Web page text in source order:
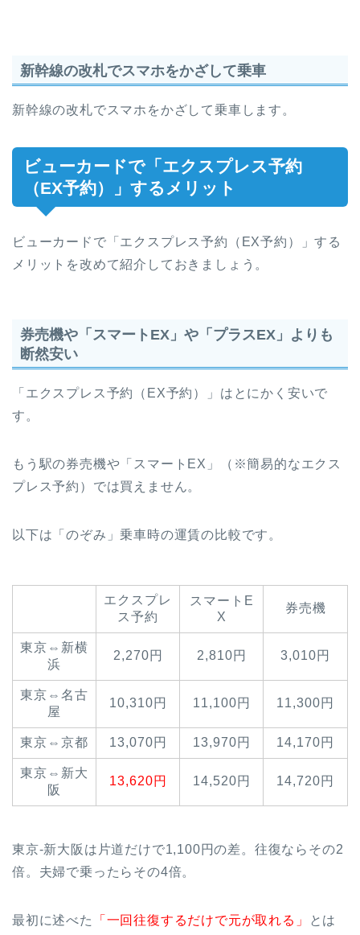
新幹線の改札でスマホをかざして乗車
新幹線の改札でスマホをかざして乗車します。
ビューカードで「エクスプレス予約
（EX予約）」するメリット
ビューカードで「エクスプレス予約（EX予約）」する
メリットを改めて紹介しておきましょう。
券売機や「スマートEX」や「プラスEX」よりも
断然安い
「エクスプレス予約（EX予約）」はとにかく安いで
す。
もう駅の券売機や「スマートEX」（※簡易的なエクス
プレス予約）では買えません。
以下は「のぞみ」乗車時の運賃の比較です。
エクスプレ
ス予約
スマートE
X
券売機
東京⇔新横
浜
2,270円 2,810円 3,010円
東京⇔名古
屋
10,310円 11,100円 11,300円
東京⇔京都 13,070円 13,970円 14,170円
東京⇔新大
阪
13,620円 14,520円 14,720円
東京-新大阪は片道だけで1,100円の差。往復ならその2
倍。夫婦で乗ったらその4倍。
最初に述べた 「一回往復するだけで元が取れる」
とは